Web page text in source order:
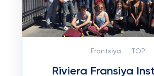
Frantsiya TOP:
Riviera Fransiya